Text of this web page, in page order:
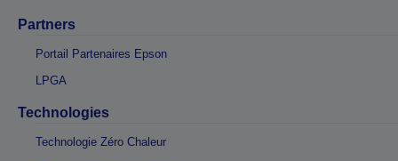
Partners
Portail Partenaires Epson
LPGA
Technologies
Technologie Zéro Chaleur